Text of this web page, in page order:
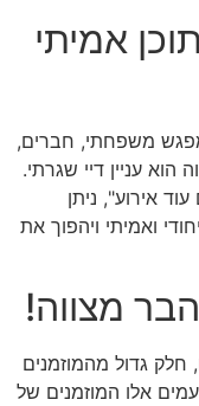
אמיתי
מפגש משפחתי, חברים,
עניין דיי שגרתי.
אירוע", ניתן
ואמיתי ויהפוך את
מצווה!
חלק גדול מהמוזמנים
אלו המוזמנים של